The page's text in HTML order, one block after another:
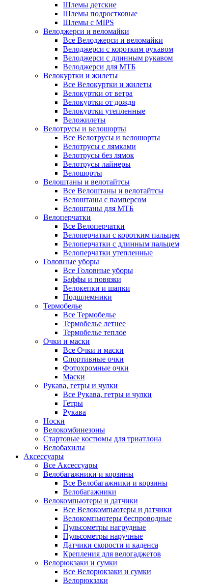
Шлемы детские
Шлемы подростковые
Шлемы с MIPS
Велоджерси и веломайки
Все Велоджерси и веломайки
Велоджерси с коротким рукавом
Велоджерси с длинным рукавом
Велоджерси для МТБ
Велокуртки и жилеты
Все Велокуртки и жилеты
Велокуртки от ветра
Велокуртки от дождя
Велокуртки утепленные
Веложилеты
Велотрусы и велошорты
Все Велотрусы и велошорты
Велотрусы с лямками
Велотрусы без лямок
Велотрусы лайнеры
Велошорты
Велоштаны и велотайтсы
Все Велоштаны и велотайтсы
Велоштаны с памперсом
Велоштаны для МТБ
Велоперчатки
Все Велоперчатки
Велоперчатки с коротким пальцем
Велоперчатки с длинным пальцем
Велоперчатки утепленные
Головные уборы
Все Головные уборы
Баффы и повязки
Велокепки и шапки
Подшлемники
Термобелье
Все Термобелье
Термобелье летнее
Термобелье теплое
Очки и маски
Все Очки и маски
Спортивные очки
Фотохромные очки
Маски
Рукава, гетры и чулки
Все Рукава, гетры и чулки
Гетры
Рукава
Носки
Велокомбинезоны
Стартовые костюмы для триатлона
Велобахилы
Аксессуары
Все Аксессуары
Велобагажники и корзины
Все Велобагажники и корзины
Велобагажники
Велокомпьютеры и датчики
Все Велокомпьютеры и датчики
Велокомпьютеры беспроводные
Пульсометры нагрудные
Пульсометры наручные
Датчики скорости и каденса
Крепления для велогаджетов
Велорюкзаки и сумки
Все Велорюкзаки и сумки
Велорюкзаки